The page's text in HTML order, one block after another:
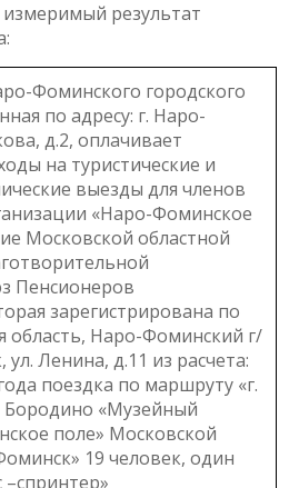
измеримый результат
Фоминского городского
по адресу: г. Наро-
д.2, оплачивает
на туристические и
выезды для членов
«Наро-Фоминское
Московской областной
Пенсионеров
зарегистрирована по
область, Наро-Фоминский г/
Ленина, д.11 из расчета:
поездка по маршруту «г.
«Музейный
поле» Московской
19 человек, один
–спринтер»